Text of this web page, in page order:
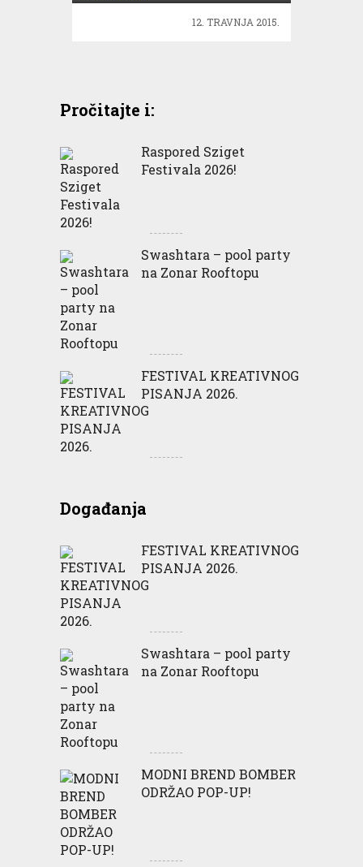
12. TRAVNJA 2015.
Pročitajte i:
Raspored Sziget
Festivala 2026!
Swashtara – pool party
na Zonar Rooftopu
FESTIVAL KREATIVNOG
PISANJA 2026.
Događanja
FESTIVAL KREATIVNOG
PISANJA 2026.
Swashtara – pool party
na Zonar Rooftopu
MODNI BREND BOMBER
ODRŽAO POP-UP!